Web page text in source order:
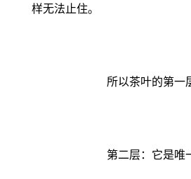
样无法止住。
所以茶叶的第一
第二层：它是唯